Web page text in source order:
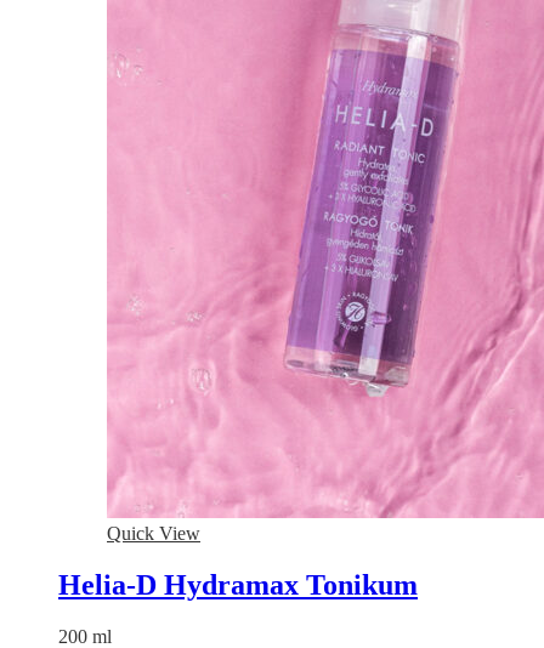
Quick View
Helia-D Hydramax Tonikum
200 ml